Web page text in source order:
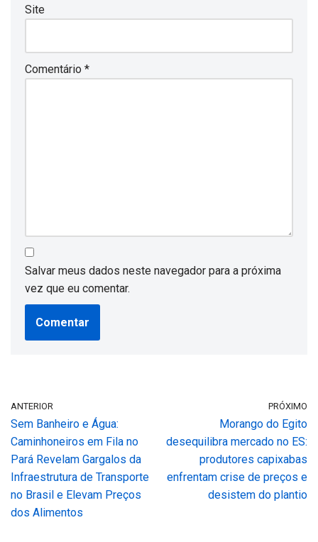
Site
Comentário *
Salvar meus dados neste navegador para a próxima
vez que eu comentar.
ANTERIOR
Sem Banheiro e Água:
Caminhoneiros em Fila no
Pará Revelam Gargalos da
Infraestrutura de Transporte
no Brasil e Elevam Preços
dos Alimentos
PRÓXIMO
Morango do Egito
desequilibra mercado no ES:
produtores capixabas
enfrentam crise de preços e
desistem do plantio